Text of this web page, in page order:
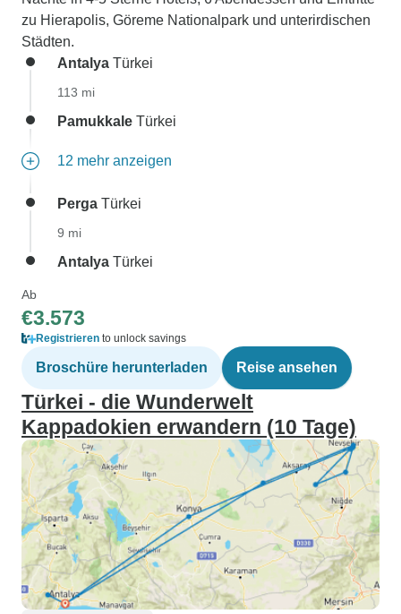
zu Hierapolis, Göreme Nationalpark und unterirdischen
Städten.
Antalya Türkei
113 mi
Pamukkale Türkei
12 mehr anzeigen
Perga Türkei
9 mi
Antalya Türkei
Ab
€3.573
Registrieren to unlock savings
Broschüre herunterladen Reise ansehen
Türkei - die Wunderwelt
Kappadokien erwandern (10 Tage)